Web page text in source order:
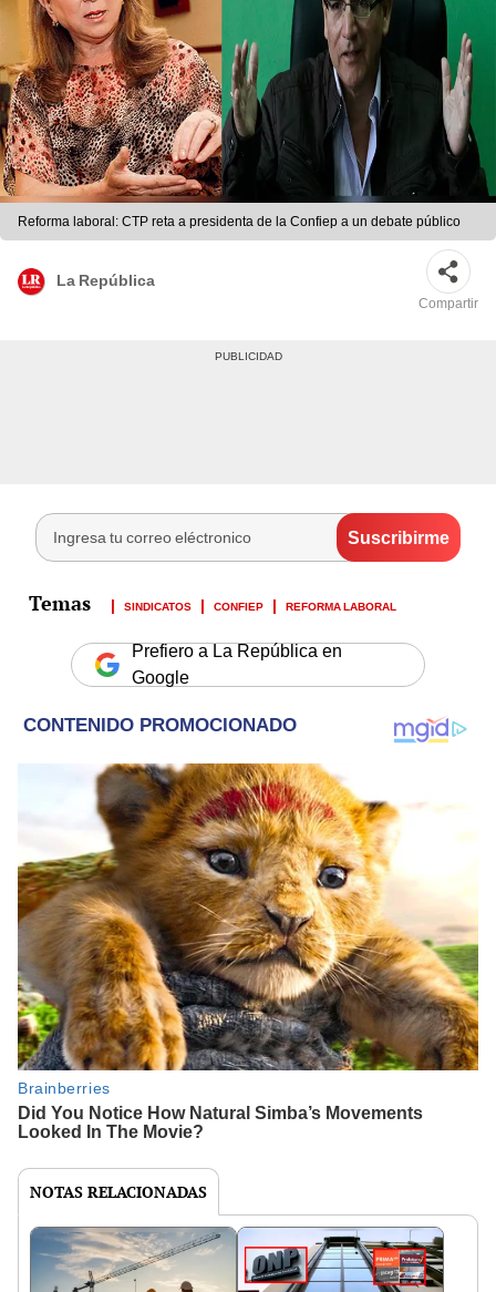
Reforma laboral: CTP reta a presidenta de la Confiep a un debate público
La República
Compartir
SINDICATOS CONFIEP REFORMA LABORAL
Prefiero a La República en
Google
NOTAS RELACIONADAS